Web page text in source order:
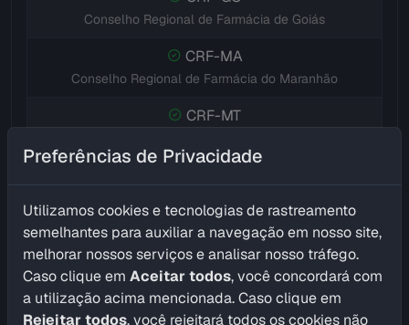
Conselho Regional de Farmácia de Goiás
CRF-MA
Conselho Regional de Farmácia do Maranhão
CRF-MT
CRF-MG
Conselho Regional de Farmácia de Minas Gerais
CRF-PR
Conselho Regional de Farmácia do Paraná
Preferências de Privacidade
Utilizamos cookies e tecnologias de rastreamento
semelhantes para auxiliar a navegação em nosso site,
melhorar nossos serviços e analisar nosso tráfego.
Caso clique em Aceitar todos, você concordará com
a utilização acima mencionada. Caso clique em
Rejeitar todos, você rejeitará todos os cookies não